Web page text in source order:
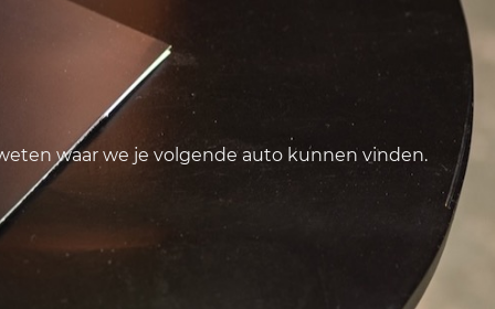
waar we je volgende auto kunnen vinden.